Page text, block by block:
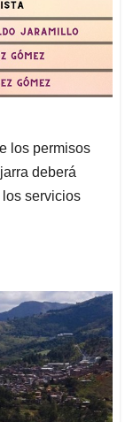
los permisos
deberá
los servicios